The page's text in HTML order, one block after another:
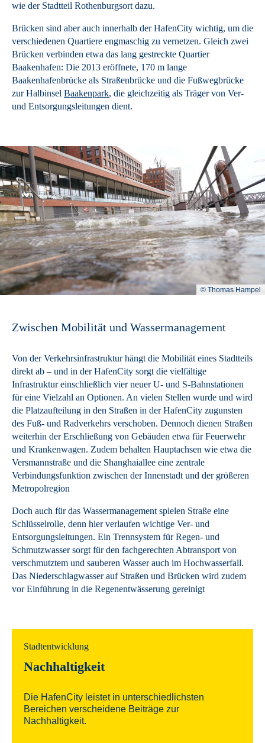
wie der Stadtteil Rothenburgsort dazu.
Brücken sind aber auch innerhalb der HafenCity wichtig, um die
verschiedenen Quartiere engmaschig zu vernetzen. Gleich zwei
Brücken verbinden etwa das lang gestreckte Quartier
Baakenhafen: Die 2013 eröffnete, 170 m lange
Baakenhafenbrücke als Straßenbrücke und die Fußwegbrücke
zur Halbinsel Baakenpark, die gleichzeitig als Träger von Ver-
und Entsorgungsleitungen dient.
© Thomas Hampel
Zwischen Mobilität und Wassermanagement
Von der Verkehrsinfrastruktur hängt die Mobilität eines Stadtteils
direkt ab – und in der HafenCity sorgt die vielfältige
Infrastruktur einschließlich vier neuer U- und S-Bahnstationen
für eine Vielzahl an Optionen. An vielen Stellen wurde und wird
die Platzaufteilung in den Straßen in der HafenCity zugunsten
des Fuß- und Radverkehrs verschoben. Dennoch dienen Straßen
weiterhin der Erschließung von Gebäuden etwa für Feuerwehr
und Krankenwagen. Zudem behalten Hauptachsen wie etwa die
Versmannstraße und die Shanghaiallee eine zentrale
Verbindungsfunktion zwischen der Innenstadt und der größeren
Metropolregion
Doch auch für das Wassermanagement spielen Straße eine
Schlüsselrolle, denn hier verlaufen wichtige Ver- und
Entsorgungsleitungen. Ein Trennsystem für Regen- und
Schmutzwasser sorgt für den fachgerechten Abtransport von
verschmutztem und sauberen Wasser auch im Hochwasserfall.
Das Niederschlagwasser auf Straßen und Brücken wird zudem
vor Einführung in die Regenentwässerung gereinigt
Stadtentwicklung
Nachhaltigkeit
Die HafenCity leistet in unterschiedlichsten
Bereichen verscheidene Beiträge zur
Nachhaltigkeit.